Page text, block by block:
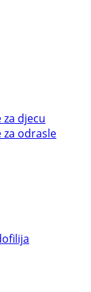
djecu
za odrasle